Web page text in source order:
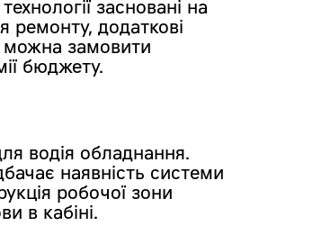
засновані на
ремонту, додаткові
можна замовити
бюджету.
водія обладнання.
наявність системи
робочої зони
в кабіні.